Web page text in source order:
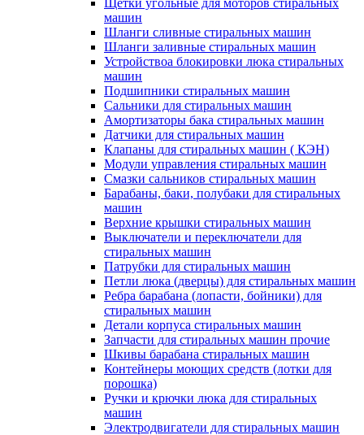
Щетки угольные для моторов стиральных
машин
Шланги сливные стиральных машин
Шланги заливные стиральных машин
Устройствоа блокировки люка стиральных
машин
Подшипники стиральных машин
Сальники для стиральных машин
Амортизаторы бака стиральных машин
Датчики для стиральных машин
Клапаны для стиральных машин ( КЭН)
Модули управления стиральных машин
Смазки сальников стиральных машин
Барабаны, баки, полубаки для стиральных
машин
Верхние крышки стиральных машин
Выключатели и переключатели для
стиральных машин
Патрубки для стиральных машин
Петли люка (дверцы) для стиральных машин
Ребра барабана (лопасти, бойники) для
стиральных машин
Детали корпуса стиральных машин
Запчасти для стиральных машин прочие
Шкивы барабана стиральных машин
Контейнеры моющих средств (лотки для
порошка)
Ручки и крючки люка для стиральных
машин
Электродвигатели для стиральных машин